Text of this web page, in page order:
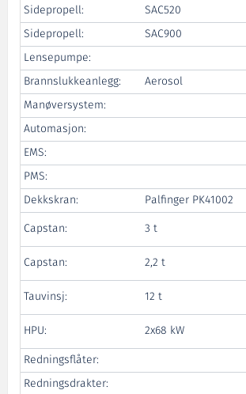
Sidepropell:
SAC520
Sidepropell:
SAC900
Lensepumpe:
Brannslukkeanlegg:
Aerosol
Manøversystem:
Automasjon:
EMS:
PMS:
Dekkskran:
Palfinger PK41002
Capstan:
3 t
Capstan:
2,2 t
Tauvinsj:
12 t
HPU:
2x68 kW
Redningsflåter:
Redningsdrakter: